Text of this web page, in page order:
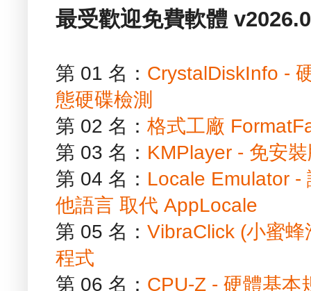
最受歡迎免費軟體
第 01 名： CrystalDiskInfo -
態硬碟檢測
第 02 名： 格式工廠
第 03 名： KMPlayer - 免安
第 04 名： Locale Emulator -
他語言 取代 AppLocale
第 05 名： VibraClick (小蜜
程式
第 06 名： CPU-Z - 硬體基本